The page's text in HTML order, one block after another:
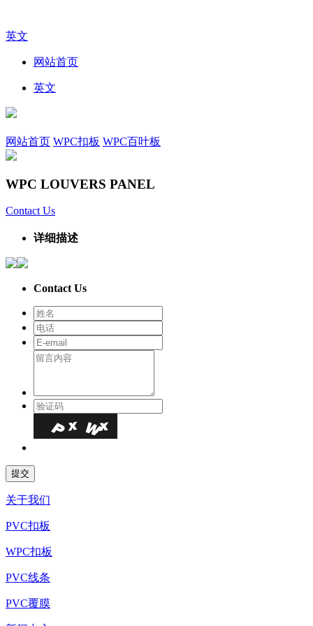
英文
网站首页
英文
网站首页 WPC扣板 WPC百叶板
WPC LOUVERS PANEL
Contact Us
详细描述
Contact Us
关于我们
PVC扣板
WPC扣板
PVC线条
PVC覆膜